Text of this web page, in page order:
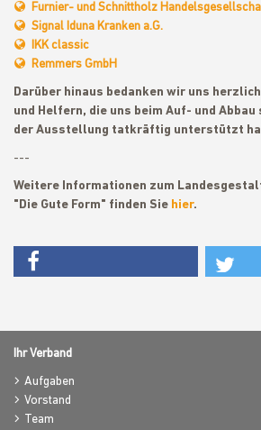
Furnier- und Schnittholz
Signal Iduna Kranken a.G.
IKK classic
Remmers GmbH
Darüber hinaus bedanken wir uns
und Helfern, die uns beim Auf- und
der Ausstellung tatkräftig unterstützt
---
Weitere Informationen zum
"Die Gute Form" finden Sie hier.
Ihr Verband
Aufgaben
Vorstand
Team